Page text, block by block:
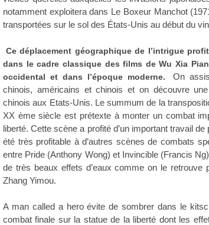
notamment exploitera dans Le Boxeur Manchot
transportées sur le sol des États-Unis au début du
Ce déplacement géographique de l’intrigue
dans le cadre classique des films de Wu Xia
occidental et dans l’époque moderne.
On
chinois, américains et chinois et on découvre
chinois aux Etats-Unis. Le summum de la
XX ème siècle est prétexte à monter un combat
liberté. Cette scène a profité d’un important travail
été très profitable à d’autres scènes de combats
entre Pride (Anthony Wong) et Invincible (Francis
de très beaux effets d’eaux comme on le
Zhang Yimou.
A man called a hero évite de sombrer dans le
combat finale sur la statue de la liberté dont les